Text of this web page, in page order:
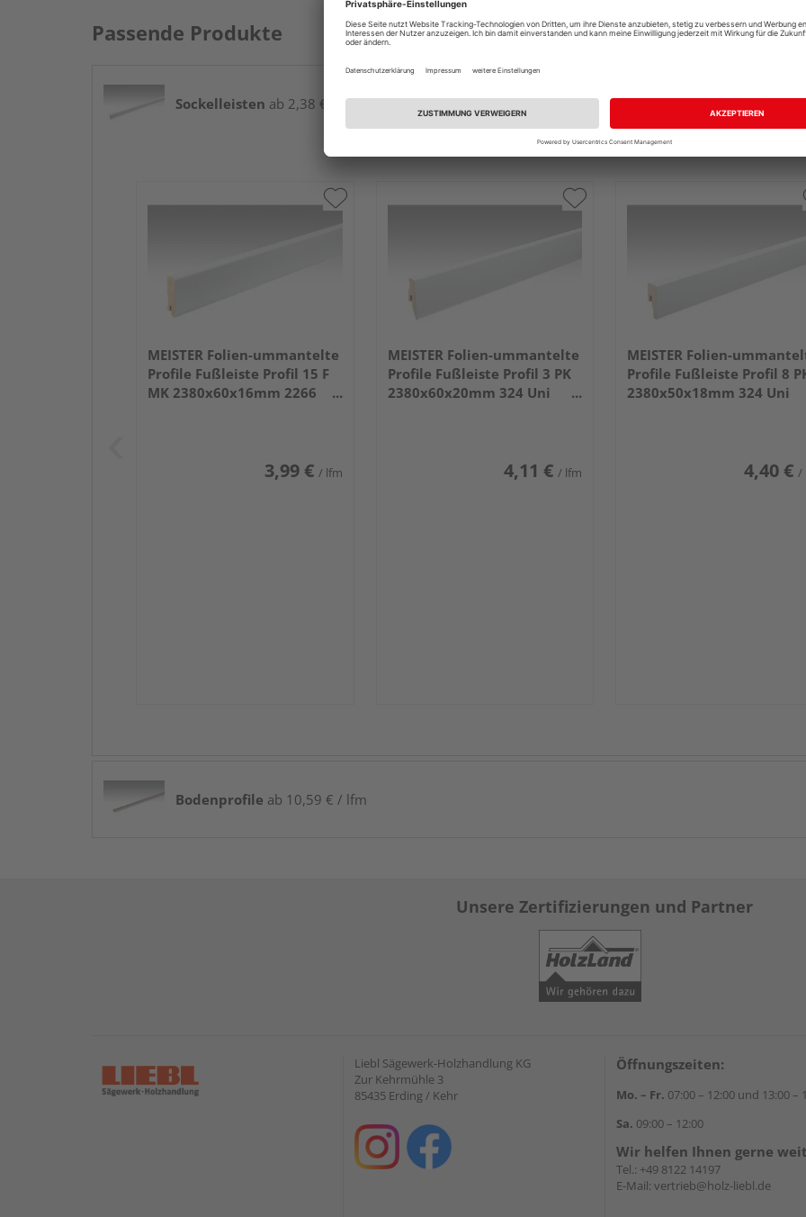
Passende Produkte
Sockelleisten ab 2,38 € / lfm
MEISTER Folien-ummantelte
Profile Fußleiste Profil 15 F
MK 2380x60x16mm 2266
3,99 € / lfm
MEISTER Folien-ummantelte
Profile Fußleiste Profil 3 PK
2380x60x20mm 324 Uni
4,11 € / lfm
MEISTER Folien-
Profile Fußleiste Profil 8
2380x50x18mm 324 Uni
4,40 € /
Bodenprofile ab 10,59 € / lfm
Unsere Zertifizierungen und Partner
Liebl Sägewerk-Holzhandlung KG
Zur Kehrmühle 3
85435 Erding / Kehr
Öffnungszeiten:
Mo. – Fr. 07:00 – 12:00 und 13:00 –
Sa. 09:00 – 12:00
Wir helfen Ihnen gerne
Tel.: +49 8122 14197
E-Mail: vertrieb@holz-liebl.de